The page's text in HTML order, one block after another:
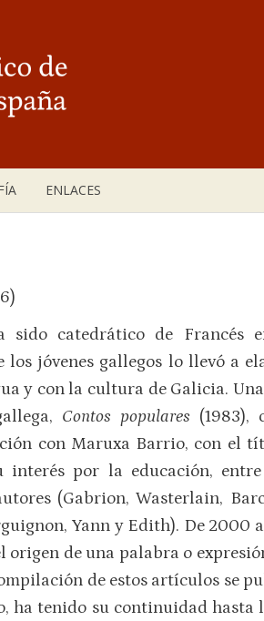
ENLACES
catedrático de Francés
jóvenes gallegos lo llevó a
y con la cultura de Galicia.
Contos populares (1983),
con Maruxa Barrio, con el
interés por la educación,
(Gabrion, Wasterlain,
Yann y Edith). De 2000
origen de una palabra o
de estos artículos se
tenido su continuidad hasta